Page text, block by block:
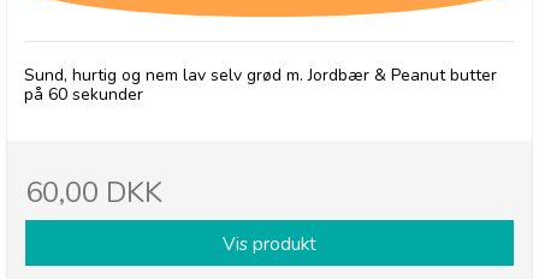
Sund, hurtig og nem lav selv grød m. Jordbær & Peanut butter
på 60 sekunder
60,00 DKK
Vis produkt